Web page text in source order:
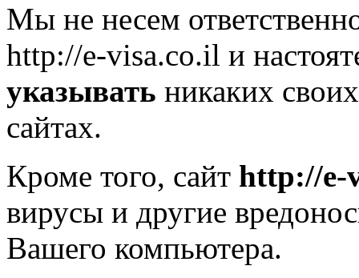
Мы не несем
http://e-visa.co.il и
указывать никаких
сайтах.
Кроме того, сайт http://e-
вирусы и другие
Вашего компьютера.